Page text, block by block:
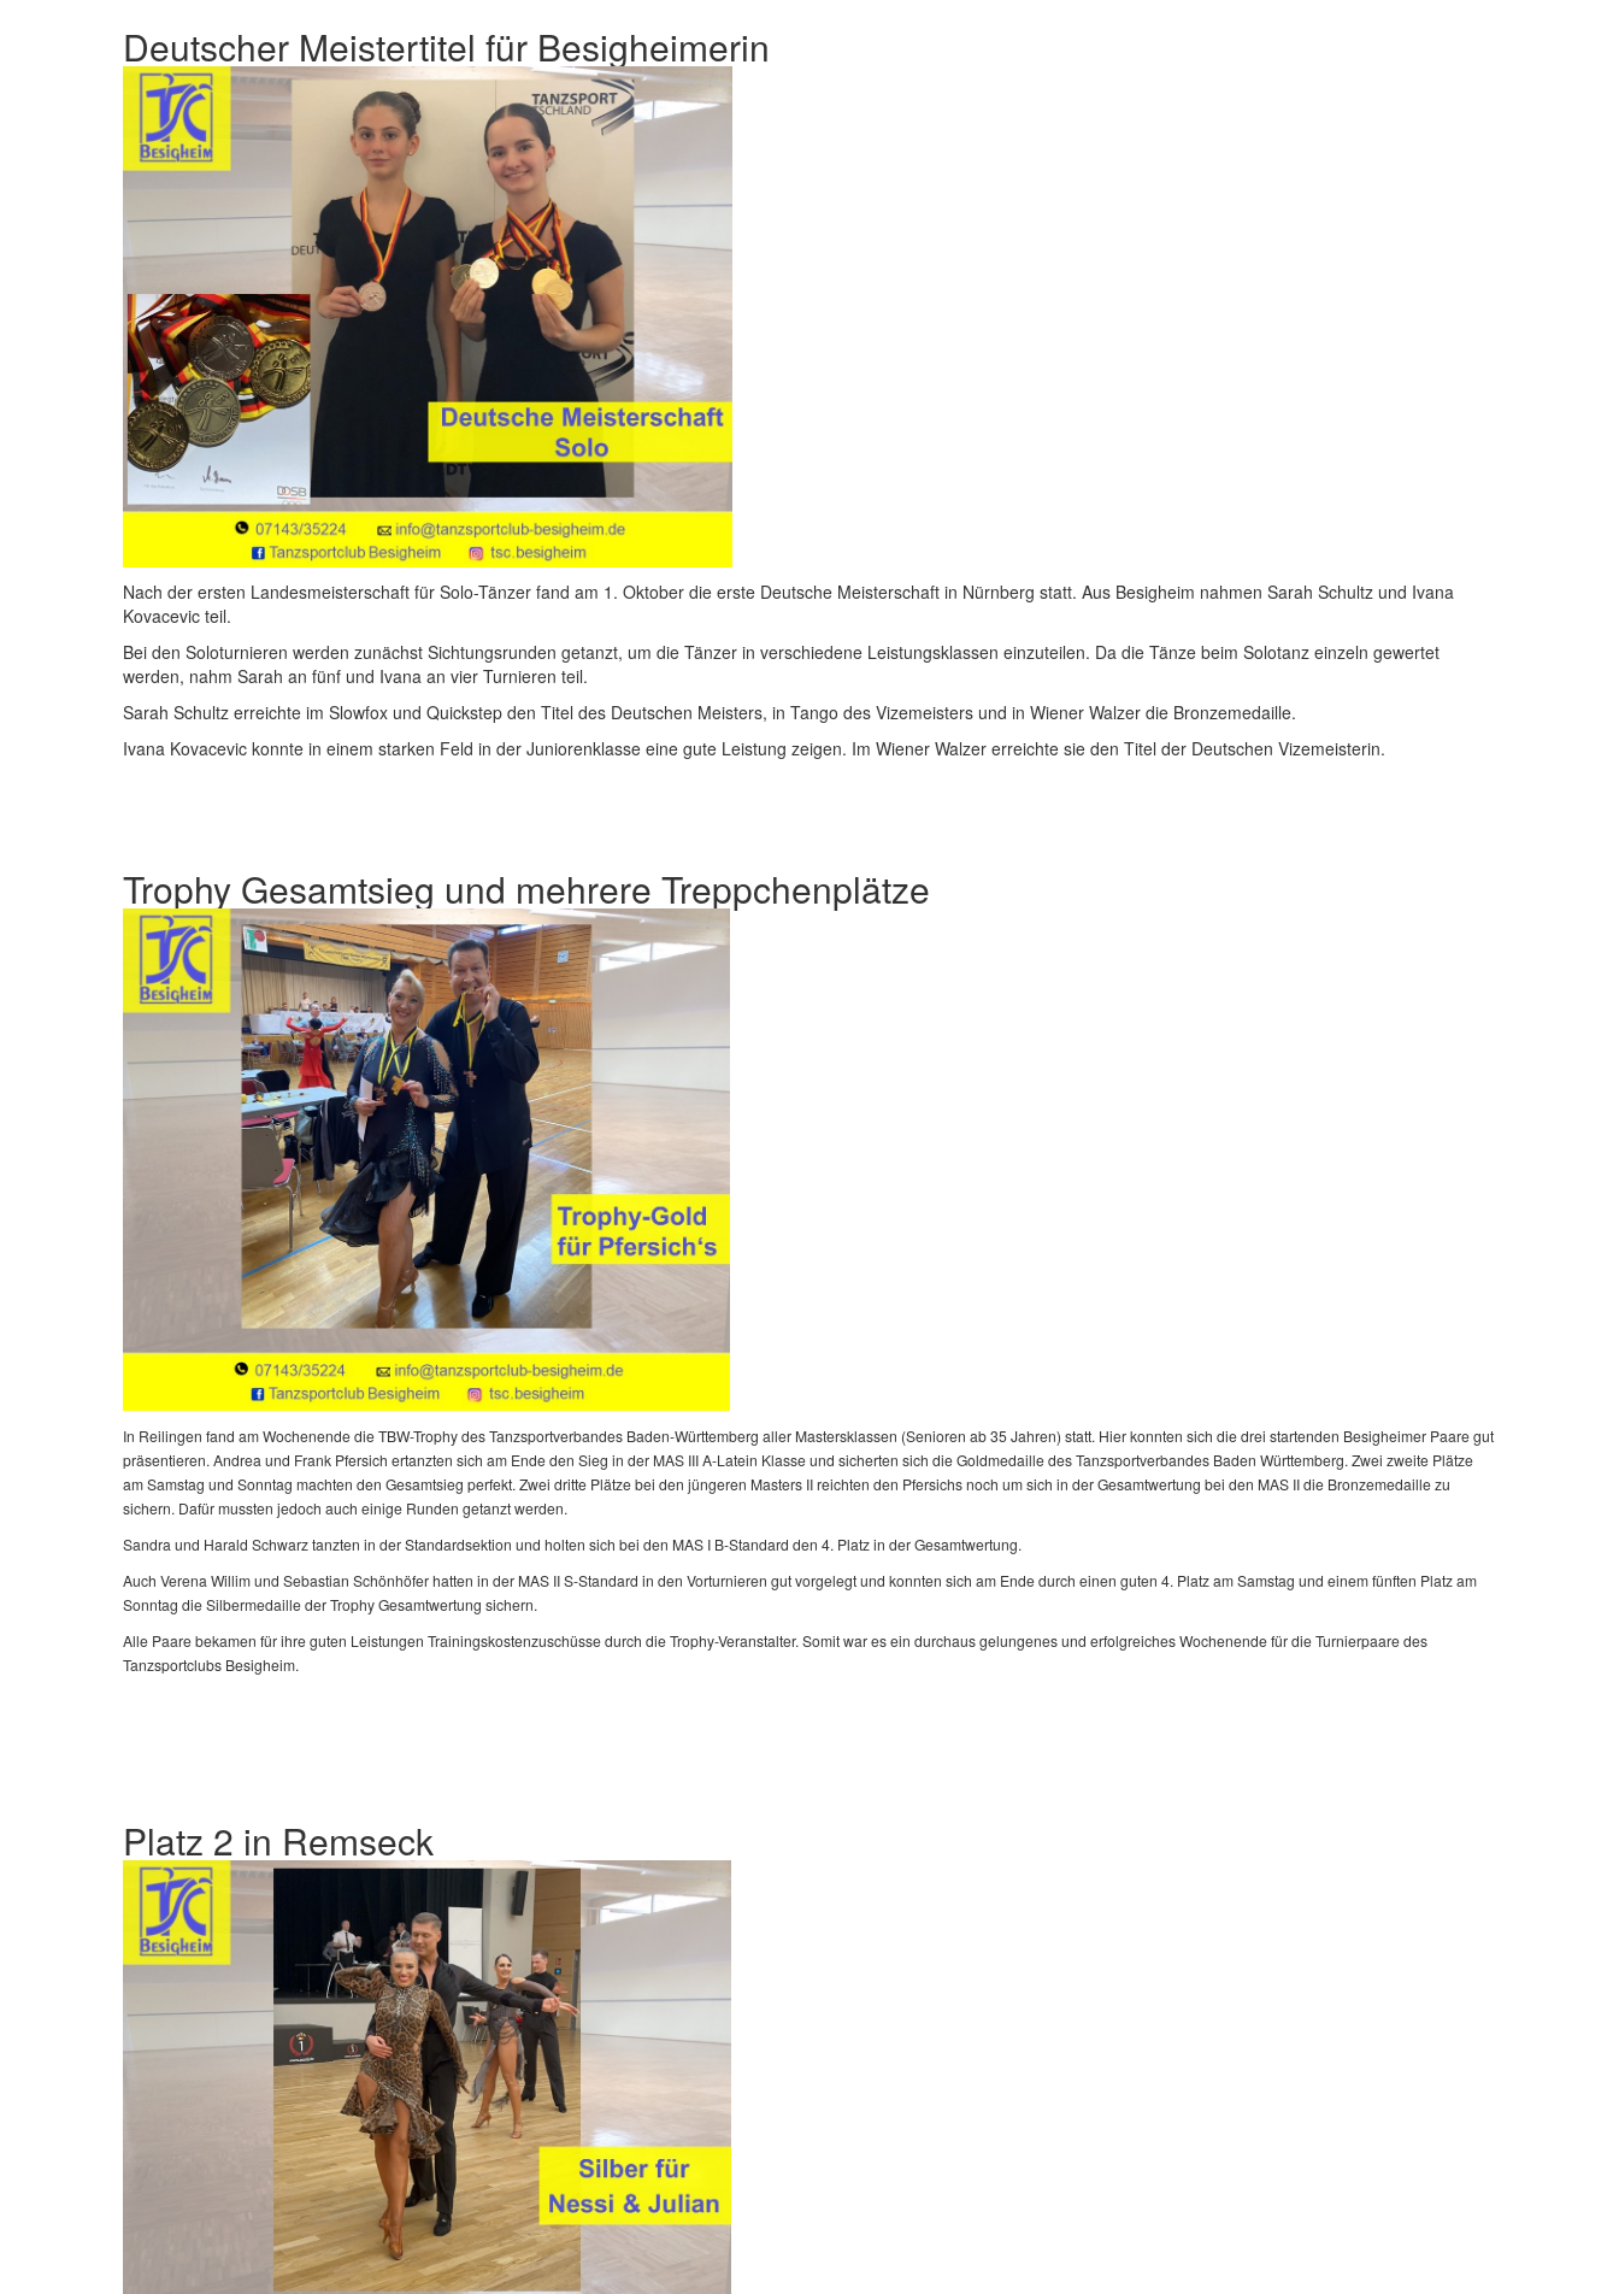
Deutscher Meistertitel für Besigheimerin
Nach der ersten Landesmeisterschaft für Solo-Tänzer fand am 1. Oktober die erste Deutsche Meisterschaft in Nürnberg statt. Aus Besigheim nahmen Sarah Schultz und Ivana
Kovacevic teil.
Bei den Soloturnieren werden zunächst Sichtungsrunden getanzt, um die Tänzer in verschiedene Leistungsklassen einzuteilen. Da die Tänze beim Solotanz einzeln gewertet
werden, nahm Sarah an fünf und Ivana an vier Turnieren teil.
Sarah Schultz erreichte im Slowfox und Quickstep den Titel des Deutschen Meisters, in Tango des Vizemeisters und in Wiener Walzer die Bronzemedaille.
Ivana Kovacevic konnte in einem starken Feld in der Juniorenklasse eine gute Leistung zeigen. Im Wiener Walzer erreichte sie den Titel der Deutschen Vizemeisterin.
Trophy Gesamtsieg und mehrere Treppchenplätze
In Reilingen fand am Wochenende die TBW-Trophy des Tanzsportverbandes Baden-Württemberg aller Mastersklassen (Senioren ab 35 Jahren) statt. Hier konnten sich die drei startenden Besigheimer Paare gut
präsentieren. Andrea und Frank Pfersich ertanzten sich am Ende den Sieg in der MAS III A-Latein Klasse und sicherten sich die Goldmedaille des Tanzsportverbandes Baden Württemberg. Zwei zweite Plätze
am Samstag und Sonntag machten den Gesamtsieg perfekt. Zwei dritte Plätze bei den jüngeren Masters II reichten den Pfersichs noch um sich in der Gesamtwertung bei den MAS II die Bronzemedaille zu
sichern. Dafür mussten jedoch auch einige Runden getanzt werden.
Sandra und Harald Schwarz tanzten in der Standardsektion und holten sich bei den MAS I B-Standard den 4. Platz in der Gesamtwertung.
Auch Verena Willim und Sebastian Schönhöfer hatten in der MAS II S-Standard in den Vorturnieren gut vorgelegt und konnten sich am Ende durch einen guten 4. Platz am Samstag und einem fünften Platz am
Sonntag die Silbermedaille der Trophy Gesamtwertung sichern.
Alle Paare bekamen für ihre guten Leistungen Trainingskostenzuschüsse durch die Trophy-Veranstalter. Somit war es ein durchaus gelungenes und erfolgreiches Wochenende für die Turnierpaare des
Tanzsportclubs Besigheim.
Platz 2 in Remseck